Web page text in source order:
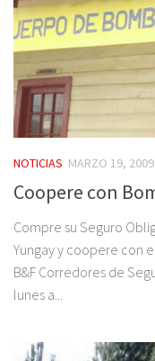
NOTICIAS MARZO 19, 2009
Coopere con
Compre su Seguro
Yungay y coopere con
B&F Corredores de
lunes a...